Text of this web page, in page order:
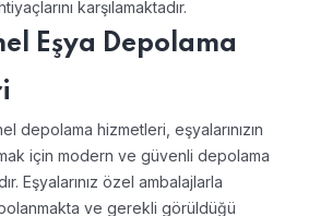
karşılamaktadır.
Eşya Depolama
depolama hizmetleri, eşyalarınızın
için modern ve güvenli depolama
Eşyalarınız özel ambalajlarla
ve gerekli görüldüğü